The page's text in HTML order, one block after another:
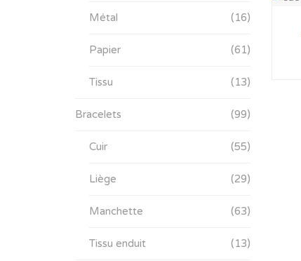
Métal (16)
Papier (61)
Tissu (13)
Bracelets (99)
Cuir (55)
Liège (29)
Manchette (63)
Tissu enduit (13)